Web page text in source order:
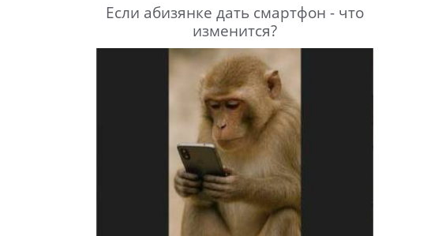
Если абизянке дать смартфон - что
изменится?